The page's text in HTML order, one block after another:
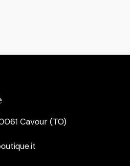
Cavour (TO)